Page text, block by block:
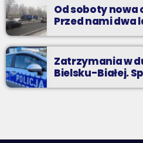
Od soboty
Przed nami dwa
Zatrzymania w
Bielsku-Białej.